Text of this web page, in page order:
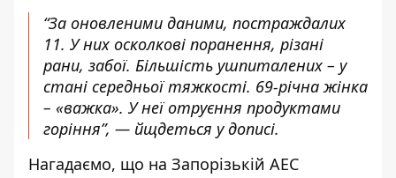
“За оновленими даними, постраждалих
11. У них осколкові поранення, різані
рани, забої. Більшість ушпиталених – у
стані середньої тяжкості. 69-річна жінка
– «важка». У неї отруєння продуктами
горіння”, — йщдеться у дописі.
Нагадаємо, що на Запорізькій АЕС